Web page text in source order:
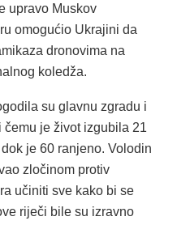
upravo Muskov
omogućio Ukrajini da
dronovima na
koledža.
su glavnu zgradu i
je život izgubila 21
je 60 ranjeno. Volodin
zločinom protiv
učiniti sve kako bi se
riječi bile su izravno